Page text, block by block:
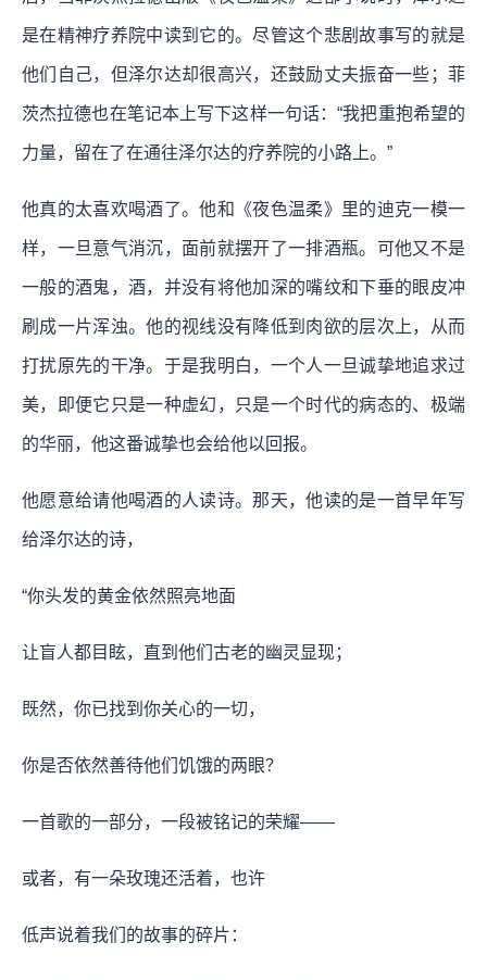
是在精神疗养院中读到它的。尽管这个悲剧故事写的就是
他们自己，但泽尔达却很高兴，还鼓励丈夫振奋一些；菲
茨杰拉德也在笔记本上写下这样一句话：“我把重抱希望的
力量，留在了在通往泽尔达的疗养院的小路上。”
他真的太喜欢喝酒了。他和《夜色温柔》里的迪克一模一
样，一旦意气消沉，面前就摆开了一排酒瓶。可他又不是
一般的酒鬼，酒，并没有将他加深的嘴纹和下垂的眼皮冲
刷成一片浑浊。他的视线没有降低到肉欲的层次上，从而
打扰原先的干净。于是我明白，一个人一旦诚挚地追求过
美，即便它只是一种虚幻，只是一个时代的病态的、极端
的华丽，他这番诚挚也会给他以回报。
他愿意给请他喝酒的人读诗。那天，他读的是一首早年写
给泽尔达的诗，
“你头发的黄金依然照亮地面
让盲人都目眩，直到他们古老的幽灵显现；
既然，你已找到你关心的一切，
你是否依然善待他们饥饿的两眼？
一首歌的一部分，一段被铭记的荣耀——
或者，有一朵玫瑰还活着，也许
低声说着我们的故事的碎片：